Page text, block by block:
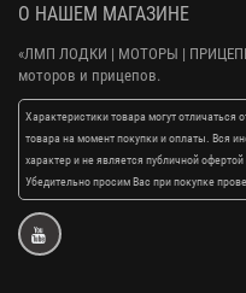
О НАШЕМ МАГАЗИНЕ
«ЛМП ЛОДКИ | МОТОРЫ |
моторов и прицепов.
Характеристики товара могут отличаться
товара на момент покупки и оплаты. Вся
характер и не является публичной
Убедительно просим Вас при покупке